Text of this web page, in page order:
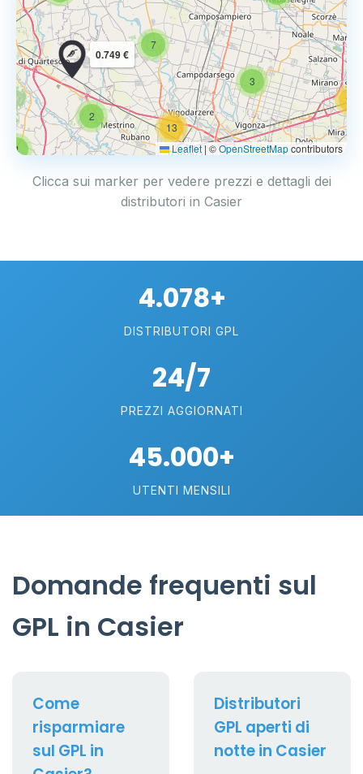
14
4
2
3
7
13
0.749 €
Leaflet | ©OpenStreetMapcontributors
Clicca sui marker per vedere prezzi e dettagli dei
distributori in Casier
4.078+
DISTRIBUTORI GPL
24/7
PREZZI AGGIORNATI
45.000+
UTENTI MENSILI
Domande frequenti sul
GPL in Casier
Come
risparmiare
sul GPL in
Distributori
GPL aperti di
notte in Casier